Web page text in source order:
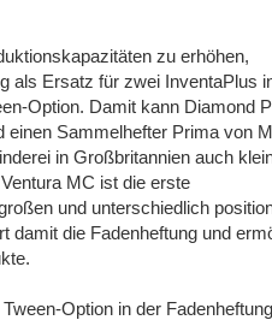
zu erhöhen,
als Ersatz für zwei InventaPlus
Option. Damit kann Diamond
einen Sammelhefter Prima von
in Großbritannien auch
MC ist die erste
und unterschiedlich
damit die Fadenheftung und
Option in der